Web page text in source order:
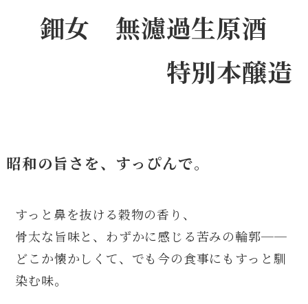
鈿女 無濾過生原酒
特別本醸造
昭和の旨さを、すっぴんで。
すっと鼻を抜ける穀物の香り、
骨太な旨味と、わずかに感じる苦みの輪郭──
どこか懐かしくて、でも今の食事にもすっと馴
染む味。